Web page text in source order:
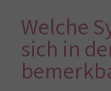
Welche
sich in